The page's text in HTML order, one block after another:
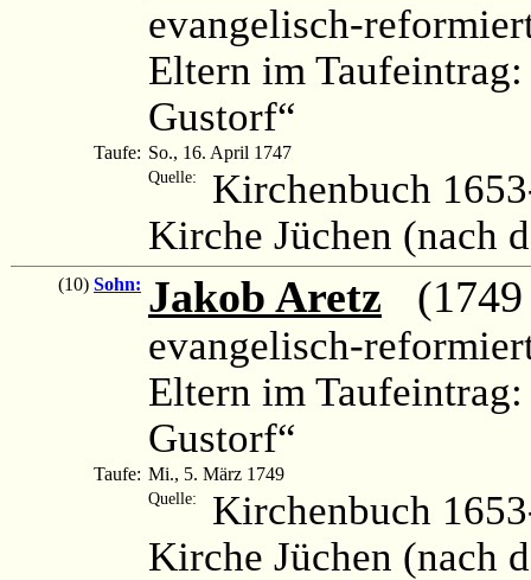
evangelisch-
Eltern im Taufeintrag:
Gustorf“
Taufe: So., 16. April 1747
Quelle:
Kirchenbuch
Kirche Jüchen (nach
(10) Sohn: Jakob Aretz (1749
evangelisch-
Eltern im Taufeintrag:
Gustorf“
Taufe: Mi., 5. März 1749
Quelle:
Kirchenbuch
Kirche Jüchen (nach